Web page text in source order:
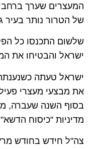
המעצרים שערך
של הטרור נותר בעיר
שלשום התכנסו כל
ישראל והבטיחו את
ישראל טעתה
את מבצעי מעצרי
בסוף השנה שעברה,
מדיניות "כיסוח
צה"ל חידש בחודש